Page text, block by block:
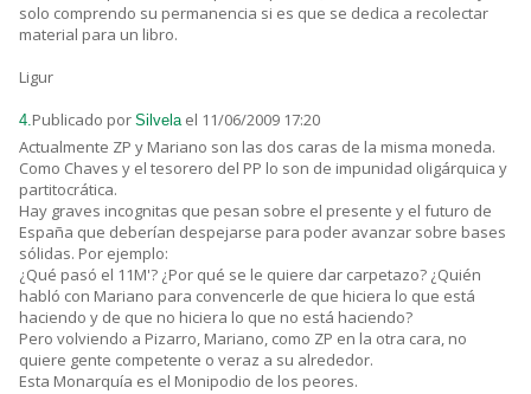
solo comprendo su permanencia si es que se dedica a recolectar
material para un libro.
Ligur
4.Publicado por Silvela el 11/06/2009 17:20
Actualmente ZP y Mariano son las dos caras de la misma moneda.
Como Chaves y el tesorero del PP lo son de impunidad oligárquica y
partitocrática.
Hay graves incognitas que pesan sobre el presente y el futuro de
España que deberían despejarse para poder avanzar sobre bases
sólidas. Por ejemplo:
¿Qué pasó el 11M'? ¿Por qué se le quiere dar carpetazo? ¿Quién
habló con Mariano para convencerle de que hiciera lo que está
haciendo y de que no hiciera lo que no está haciendo?
Pero volviendo a Pizarro, Mariano, como ZP en la otra cara, no
quiere gente competente o veraz a su alrededor.
Esta Monarquía es el Monipodio de los peores.